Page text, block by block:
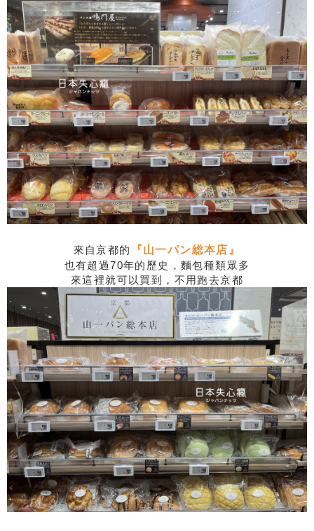
來自京都的
『山一パン総本店』
也有超過70年的歷史，麵包種類眾多
來這裡就可以買到，不用跑去京都